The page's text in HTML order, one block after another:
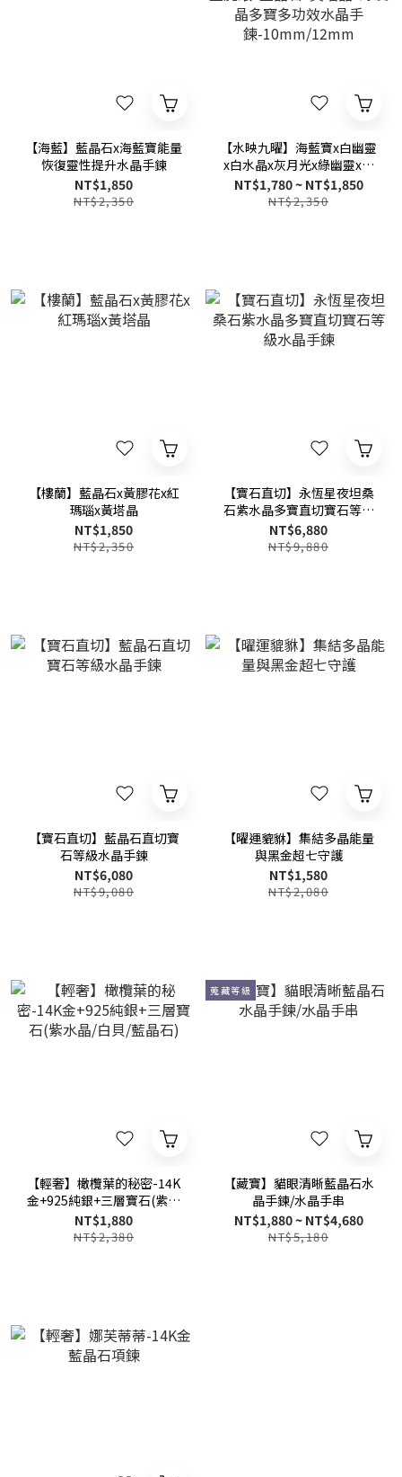
【海藍】藍晶石x海藍寶能量
恢復靈性提升水晶手鍊
NT$1,850
NT$2,350
【水映九曜】海藍寶x白幽靈
x白水晶x灰月光x綠幽靈x藍
虎眼x藍晶石x黃塔晶x綠髮晶
多寶多功效水晶手
NT$1,780 ~ NT$1,850
NT$2,350
【樓蘭】藍晶石x黃膠花x紅
瑪瑙x黃塔晶
NT$1,850
NT$2,350
【寶石直切】永恆星夜坦桑
石紫水晶多寶直切寶石等級
水晶手鍊
NT$6,880
NT$9,880
【寶石直切】藍晶石直切寶
石等級水晶手鍊
NT$6,080
NT$9,080
【曜運貔貅】集結多晶能量
與黑金超七守護
NT$1,580
NT$2,080
【輕奢】橄欖葉的秘密-14K
金+925純銀+三層寶石(紫水
晶/白貝/藍晶石)
NT$1,880
NT$2,380
蒐藏等級
【藏寶】貓眼清晰藍晶石水
晶手鍊/水晶手串
NT$1,880 ~ NT$4,680
NT$5,180